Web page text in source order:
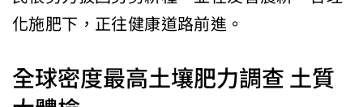
化施肥下，正往健康道路前進。
全球密度最高土壤肥力調查 土質